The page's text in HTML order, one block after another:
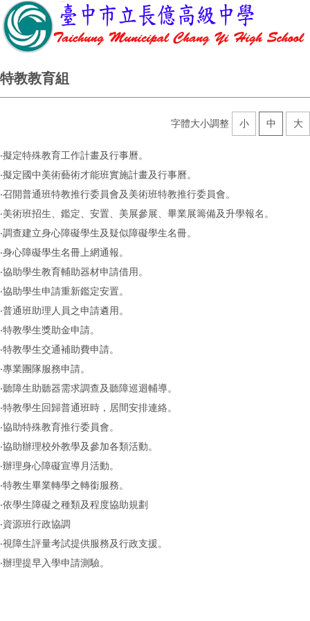
特教教育組
字體大小調整 小 中 大
‧擬定特殊教育工作計畫及行事曆。
‧擬定國中美術藝術才能班實施計畫及行事曆。
‧召開普通班特教推行委員會及美術班特教推行委員會。
‧美術班招生、鑑定、安置、美展參展、畢業展籌備及升學報名。
‧調查建立身心障礙學生及疑似障礙學生名冊。
‧身心障礙學生名冊上網通報。
‧協助學生教育輔助器材申請借用。
‧協助學生申請重新鑑定安置。
‧普通班助理人員之申請遴用。
‧特教學生獎助金申請。
‧特教學生交通補助費申請。
‧專業團隊服務申請。
‧聽障生助聽器需求調查及聽障巡迴輔導。
‧特教學生回歸普通班時，居間安排連絡。
‧協助特殊教育推行委員會。
‧協助辦理校外教學及參加各類活動。
‧辦理身心障礙宣導月活動。
‧特教生畢業轉學之轉銜服務。
‧依學生障礙之種類及程度協助規劃
‧資源班行政協調
‧視障生評量考試提供服務及行政支援。
‧辦理提早入學申請測驗。